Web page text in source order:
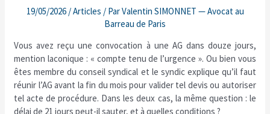
19/05/2026 /Articles / ParValentin SIMONNET — Avocat au
Barreau de Paris
Vous avez reçu une convocation à une AG dans douze jours,
mention laconique : « compte tenu de l’urgence ». Ou bien vous
êtes membre du conseil syndical et le syndic explique qu’il faut
réunir l’AG avant la fin du mois pour valider tel devis ou autoriser
tel acte de procédure. Dans les deux cas, la même question : le
délai de 21 jours peut-il sauter, et à quelles conditions ?